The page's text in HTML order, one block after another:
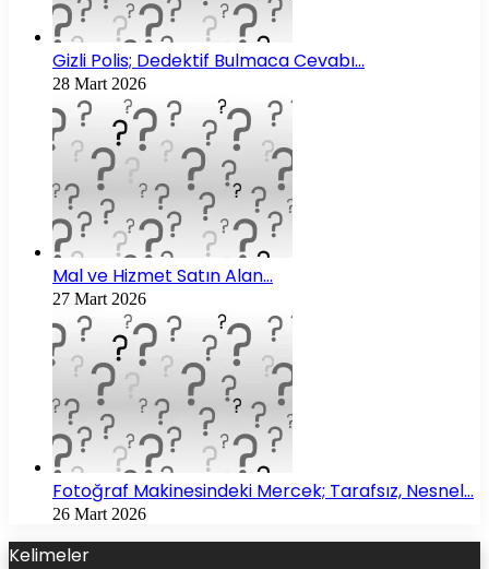
Gizli Polis; Dedektif Bulmaca Cevabı…
28 Mart 2026
Mal ve Hizmet Satın Alan…
27 Mart 2026
Fotoğraf Makinesindeki Mercek; Tarafsız, Nesnel…
26 Mart 2026
Kelimeler